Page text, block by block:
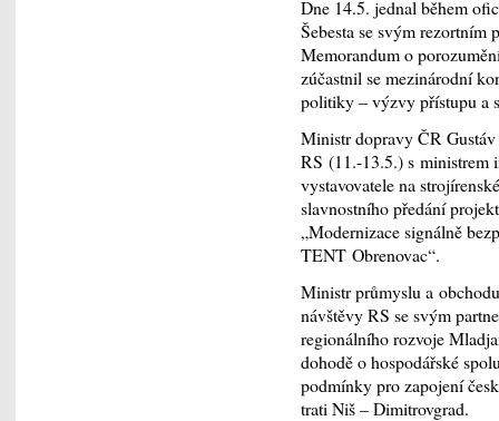
Dne 14.5. jednal během
Šebesta se svým rezortním
Memorandum o
zúčastnil se mezinárodní
politiky – výzvy přístupu a
Ministr dopravy ČR
RS (11.-13.5.) s
vystavovatele na
slavnostního předání
„Modernizace signálně
TENT Obrenovac“.
Ministr průmyslu a
návštěvy RS se svým
regionálního rozvoje
dohodě o hospodářské
podmínky pro zapojení
trati Niš – Dimitrovgrad.